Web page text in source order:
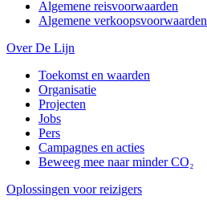
Algemene reisvoorwaarden
Algemene verkoopsvoorwaarden
Over De Lijn
Toekomst en waarden
Organisatie
Projecten
Jobs
Pers
Campagnes en acties
Beweeg mee naar minder CO₂
Oplossingen voor reizigers